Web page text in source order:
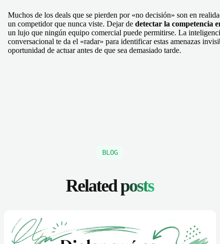
Muchos de los deals que se pierden por «no decisión» son en
un competidor que nunca viste. Dejar de detectar la competencia
un lujo que ningún equipo comercial puede permitirse. La
conversacional te da el «radar» para identificar estas amenazas
oportunidad de actuar antes de que sea demasiado tarde.
BLOG
Relatedposts